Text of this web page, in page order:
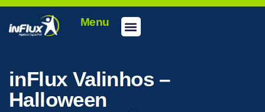
Menu
inFlux Valinhos –
Halloween